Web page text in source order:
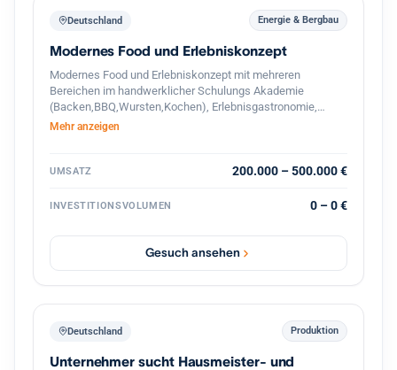
Deutschland Energie & Bergbau
Modernes Food und Erlebniskonzept
Modernes Food und Erlebniskonzept mit mehreren
Bereichen im handwerklicher Schulungs Akademie
(Backen,BBQ,Wursten,Kochen), Erlebnisgastronomie,
Streetfood und hochwertigem Handel. Das Unternehmen
exklusiver Vertrieb hochwertiger französischer Mehle mit
Systemkonzepte. Vorhanden sind bereits etablierte
Veranstaltungen, Onlinehandel sowie verschiedene Ausbau
und Skalierungsmöglichkeiten. Gesucht wird ein Investor
oder strategischer Partner zur Weiterentwicklung der
Mehr anzeigen
UMSATZ 200.000 – 500.000 €
INVESTITIONSVOLUMEN 0 – 0 €
Gesuch ansehen
Deutschland Produktion
Unternehmer sucht Hausmeister- und